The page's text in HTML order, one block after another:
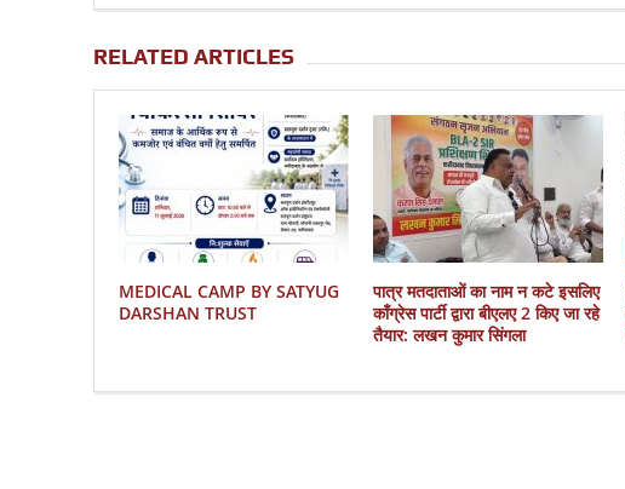
RELATED ARTICLES
MEDICAL CAMP BY SATYUG
DARSHAN TRUST
पात्र मतदाताओं का नाम न कटे इसलिए
काँग्रेस पार्टी द्वारा बीएलए 2 किए जा रहे
तैयार: लखन कुमार सिंगला